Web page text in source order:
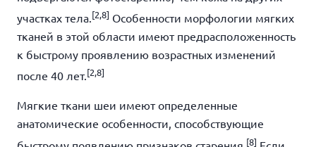
участках тела.[2,8] Особенности морфологии мягких
тканей в этой области имеют предрасположенность
к быстрому проявлению возрастных изменений
после 40 лет. [2,8]
Мягкие ткани шеи имеют определенные
анатомические особенности, способствующие
[8]